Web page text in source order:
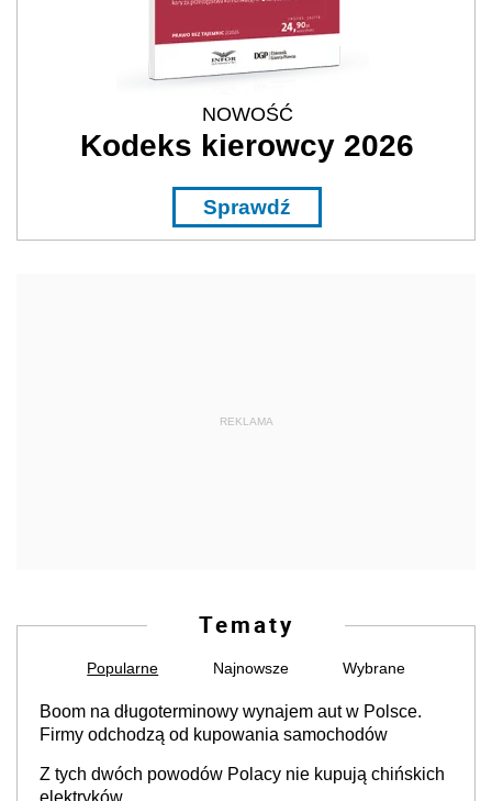
NOWOŚĆ
Kodeks kierowcy 2026
Sprawdź
REKLAMA
Tematy
Popularne Najnowsze Wybrane
Boom na długoterminowy wynajem aut w Polsce.
Firmy odchodzą od kupowania samochodów
Z tych dwóch powodów Polacy nie kupują chińskich
elektryków